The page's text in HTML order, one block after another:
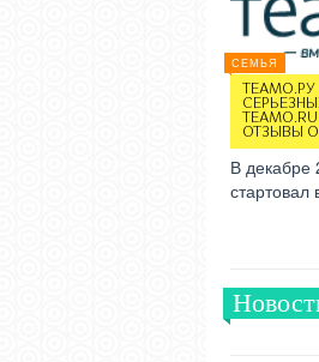
СЕМЬЯ
ТЕАМО.РУ
ОТЗЫВЫ
В декабре